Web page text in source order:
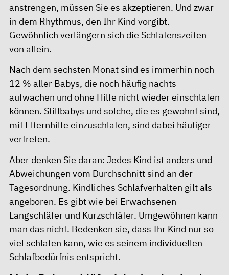
anstrengen, müssen Sie es akzeptieren. Und zwar
in dem Rhythmus, den Ihr Kind vorgibt.
Gewöhnlich verlängern sich die Schlafenszeiten
von allein.
Nach dem sechsten Monat sind es immerhin noch
12 % aller Babys, die noch häufig nachts
aufwachen und ohne Hilfe nicht wieder einschlafen
können. Stillbabys und solche, die es gewohnt sind,
mit Elternhilfe einzuschlafen, sind dabei häufiger
vertreten.
Aber denken Sie daran: Jedes Kind ist anders und
Abweichungen vom Durchschnitt sind an der
Tagesordnung. Kindliches Schlafverhalten gilt als
angeboren. Es gibt wie bei Erwachsenen
Langschläfer und Kurzschläfer. Umgewöhnen kann
man das nicht. Bedenken sie, dass Ihr Kind nur so
viel schlafen kann, wie es seinem individuellen
Schlafbedürfnis entspricht.